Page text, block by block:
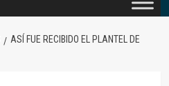
ASÍ FUE RECIBIDO EL PLANTEL DE